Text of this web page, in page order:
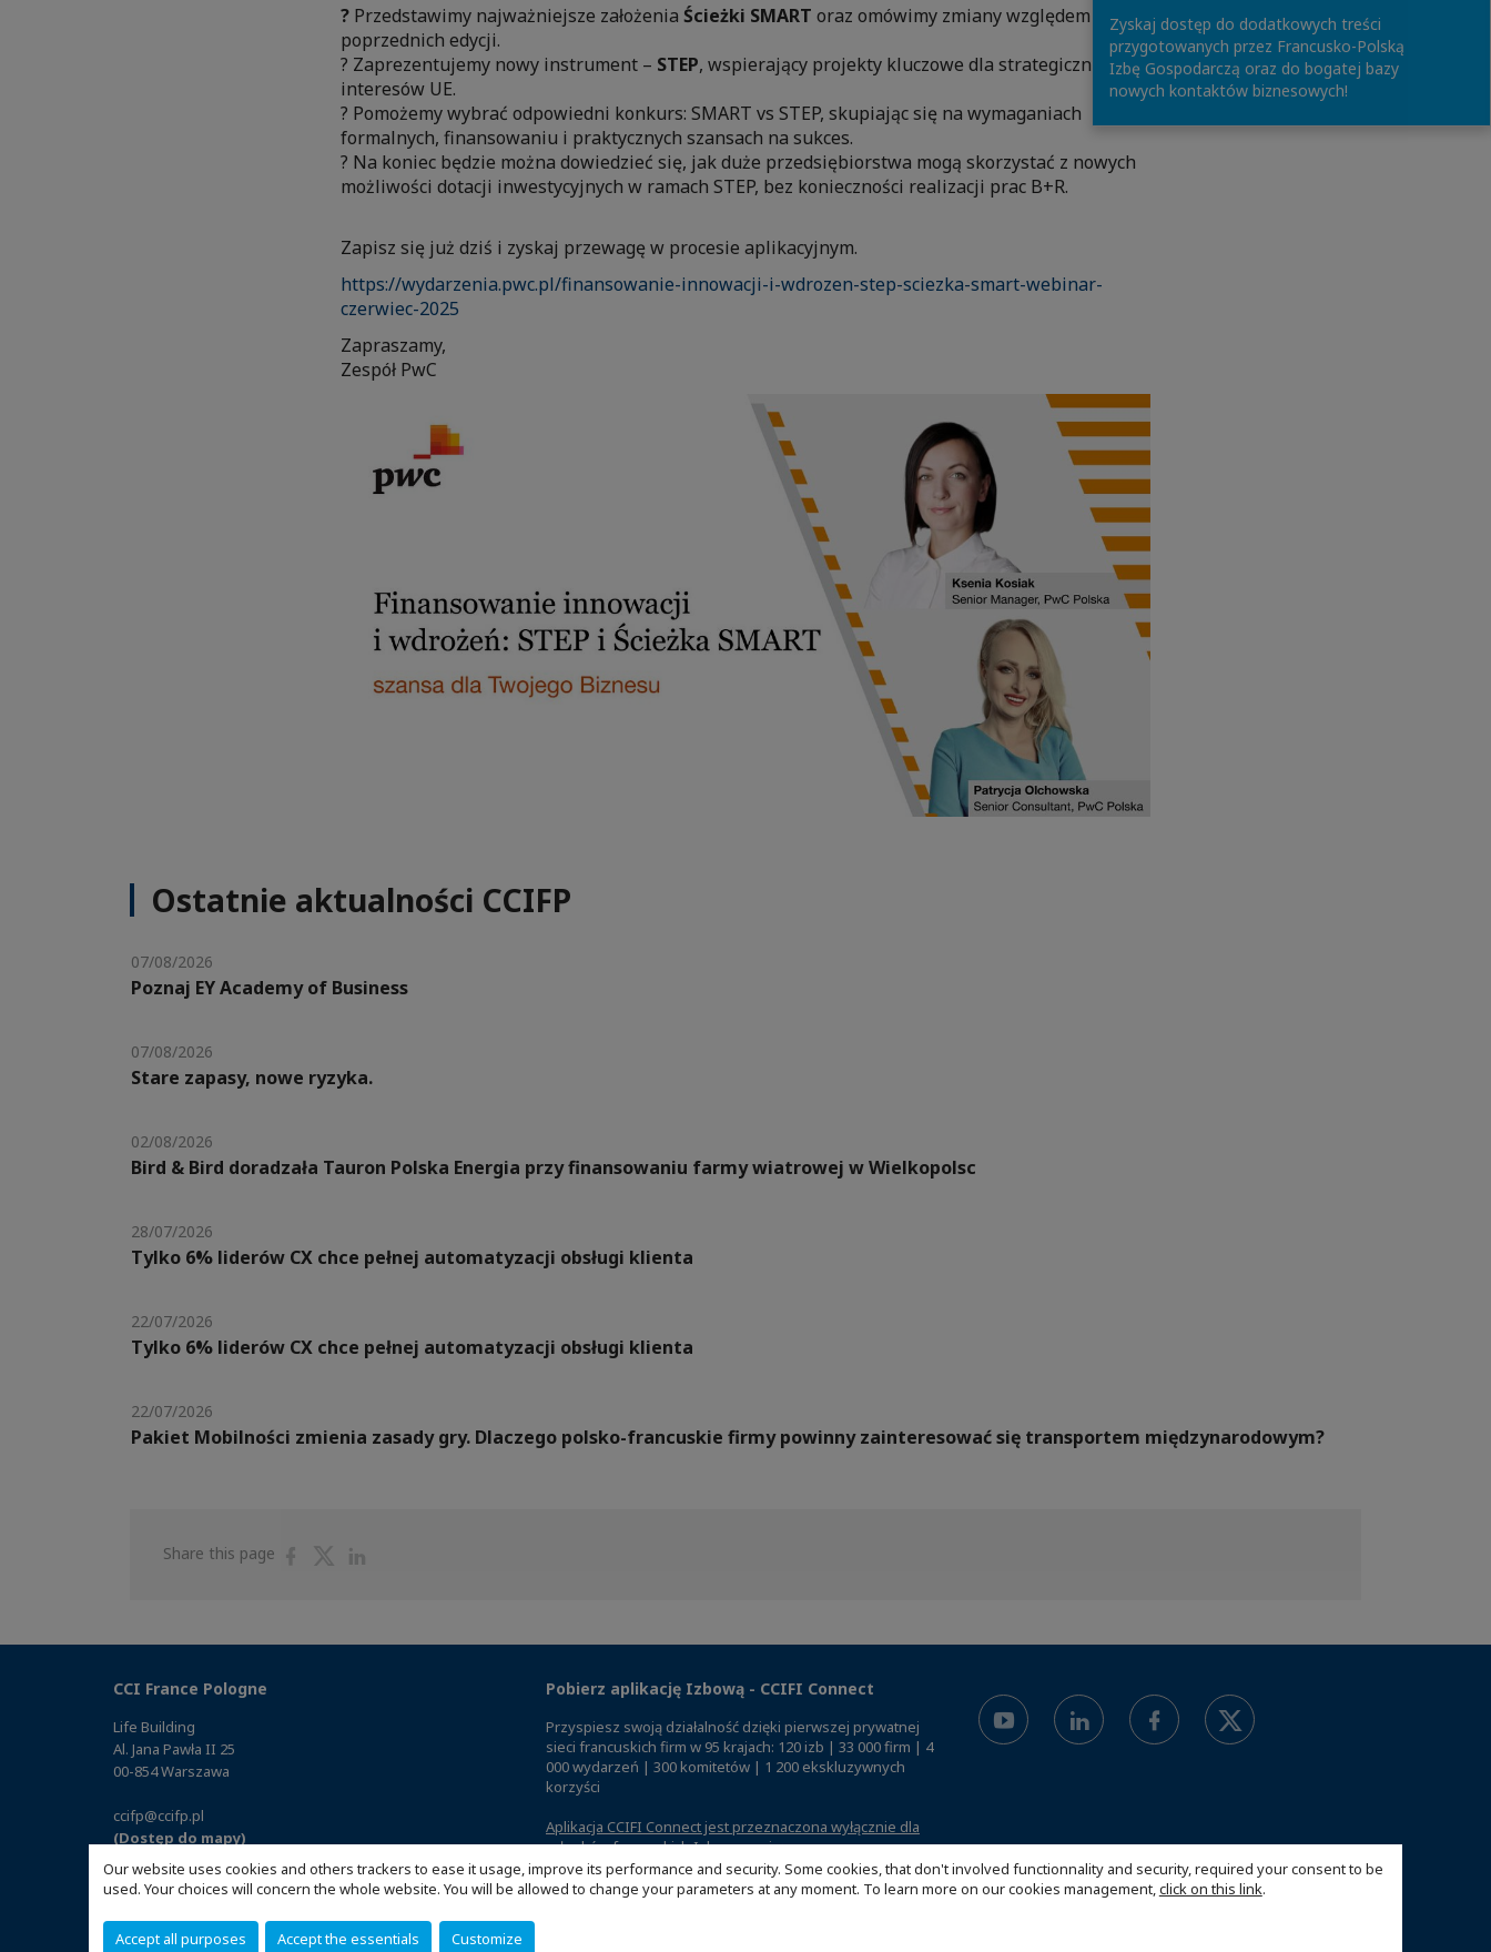
Our website uses cookies and others trackers to ease it usage, improve its performance and security. Some cookies, that don't involved functionnality and security, required your consent to be
used. Your choices will concern the whole website. You will be allowed to change your parameters at any moment. To learn more on our cookies management,click on this link.
Accept all purposes Accept the essentials Customize
? Przedstawimy najważniejsze założenia Ścieżki SMART oraz omówimy zmiany względem
poprzednich edycji.
? Zaprezentujemy nowy instrument – STEP, wspierający projekty kluczowe dla strategicznych
interesów UE.
? Pomożemy wybrać odpowiedni konkurs: SMART vs STEP, skupiając się na wymaganiach
formalnych, finansowaniu i praktycznych szansach na sukces.
? Na koniec będzie można dowiedzieć się, jak duże przedsiębiorstwa mogą skorzystać z nowych
możliwości dotacji inwestycyjnych w ramach STEP, bez konieczności realizacji prac B+R.
Zapisz się już dziś i zyskaj przewagę w procesie aplikacyjnym.
https://wydarzenia.pwc.pl/finansowanie-innowacji-i-wdrozen-step-sciezka-smart-webinar-
czerwiec-2025
Zapraszamy,
Zespół PwC
Ostatnie aktualności CCIFP
07/08/2026
Poznaj EY Academy of Business
07/08/2026
Stare zapasy, nowe ryzyka.
02/08/2026
Bird & Bird doradzała Tauron Polska Energia przy finansowaniu farmy wiatrowej w Wielkopolsc
28/07/2026
Tylko 6% liderów CX chce pełnej automatyzacji obsługi klienta
22/07/2026
Tylko 6% liderów CX chce pełnej automatyzacji obsługi klienta
22/07/2026
Pakiet Mobilności zmienia zasady gry. Dlaczego polsko-francuskie firmy powinny zainteresować się transportem międzynarodowym?
Share this page
ShareShare
CCI France Pologne
Life Building
Al. Jana Pawła II 25
00-854 Warszawa
ccifp@ccifp.pl
(Dostęp do mapy)
Pobierz aplikację Izbową - CCIFI Connect
Przyspiesz swoją działalność dzięki pierwszej prywatnej
sieci francuskich firm w 95 krajach: 120 izb | 33 000 firm | 4
000 wydarzeń | 300 komitetów | 1 200 ekskluzywnych
korzyści
Aplikacja CCIFI Connect jest przeznaczona wyłącznie dla
członków francuskich Izb za granicą.
Zyskaj dostęp do dodatkowych treści
przygotowanych przez Francusko-Polską
Izbę Gospodarczą oraz do bogatej bazy
nowych kontaktów biznesowych!